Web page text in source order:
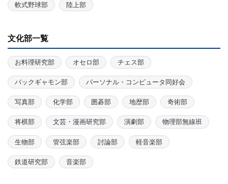
軟式野球部 陸上部
文化部一覧
お料理研究部 オセロ部 チェス部
バックギャモン部 パーソナル・コンピュータ同好会
写真部 化学部 囲碁部 地歴部 奇術部
将棋部 文芸・漫画研究部 演劇部 物理部無線班
生物部 管弦楽部 討論部 軽音楽部
鉄道研究部 音楽部